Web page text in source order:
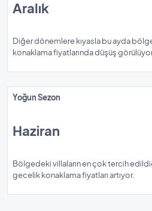
Aralık
Diğer dönemlere kıyasla bu ayda
konaklama fiyatlarında düşüş
Yoğun Sezon
Haziran
Bölgedeki villaların en çok tercih
gecelik konaklama fiyatları artıyor.